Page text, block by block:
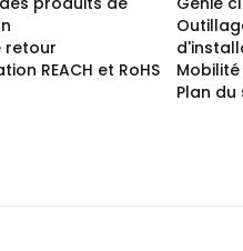
retour
REACH et RoHS
Plan du